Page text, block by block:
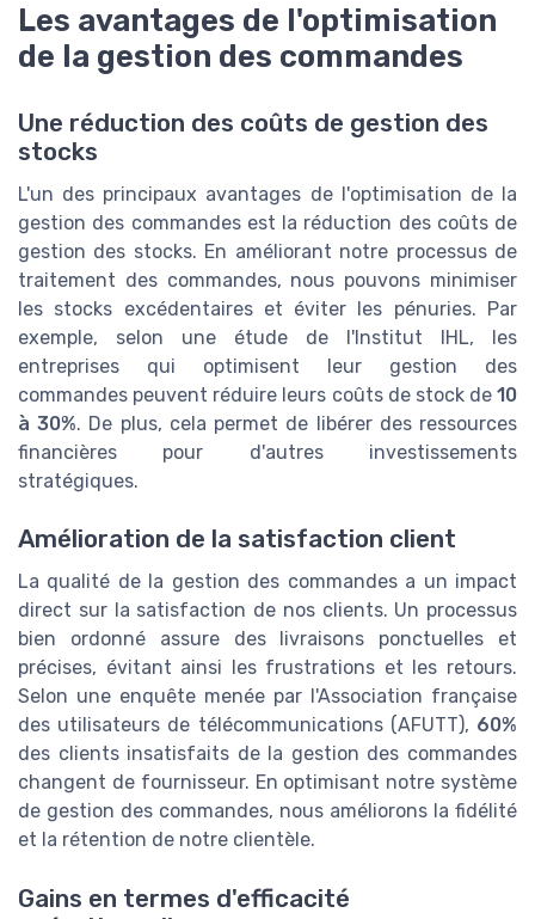
Les avantages de l'optimisation
de la gestion des commandes
Une réduction des coûts de gestion des
stocks
L'un des principaux avantages de l'optimisation de la
gestion des commandes est la réduction des coûts de
gestion des stocks. En améliorant notre processus de
traitement des commandes, nous pouvons minimiser
les stocks excédentaires et éviter les pénuries. Par
exemple, selon une étude de l'Institut IHL, les
entreprises qui optimisent leur gestion des
commandes peuvent réduire leurs coûts de stock de 10
à 30%. De plus, cela permet de libérer des ressources
financières pour d'autres investissements
stratégiques.
Amélioration de la satisfaction client
La qualité de la gestion des commandes a un impact
direct sur la satisfaction de nos clients. Un processus
bien ordonné assure des livraisons ponctuelles et
précises, évitant ainsi les frustrations et les retours.
Selon une enquête menée par l'Association française
des utilisateurs de télécommunications (AFUTT), 60%
des clients insatisfaits de la gestion des commandes
changent de fournisseur. En optimisant notre système
de gestion des commandes, nous améliorons la fidélité
et la rétention de notre clientèle.
Gains en termes d'efficacité